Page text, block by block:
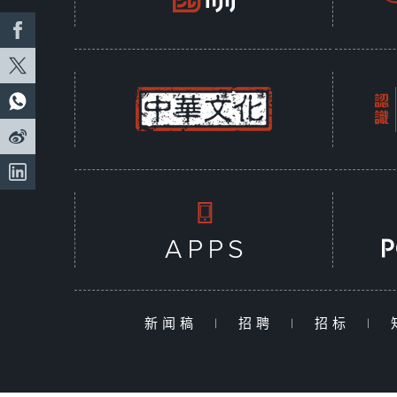
新闻稿 | 招聘 | 招标 |